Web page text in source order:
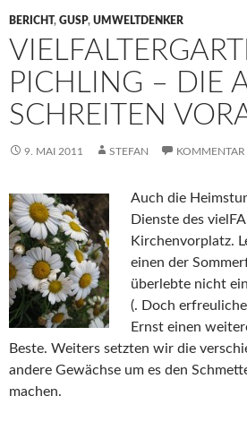
BERICHT, GUSP, UMWELTDENKER
PICHLING – DIE
SCHREITEN
9. MAI 2011 STEFAN KOMMENTAR
Auch die
Dienste des
Kirchenvorplatz.
einen der
überlebte nicht
(. Doch
Ernst einen
Beste. Weiters setzten wir die
andere Gewächse um es den
machen.